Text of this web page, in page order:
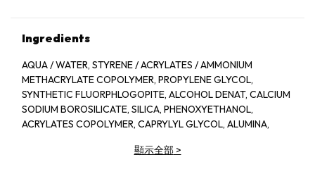
Ingredients
AQUA / WATER, STYRENE / ACRYLATES / AMMONIUM
METHACRYLATE COPOLYMER, PROPYLENE GLYCOL,
SYNTHETIC FLUORPHLOGOPITE, ALCOHOL DENAT, CALCIUM
SODIUM BOROSILICATE, SILICA, PHENOXYETHANOL,
ACRYLATES COPOLYMER, CAPRYLYL GLYCOL, ALUMINA,
MAGNESIUM SILICATE, SODIUM DEHYDROACETATE,
顯示全部>